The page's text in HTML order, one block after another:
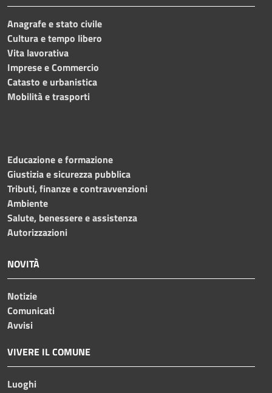
Anagrafe e stato civile
Cultura e tempo libero
Vita lavorativa
Imprese e Commercio
Catasto e urbanistica
Mobilità e trasporti
Educazione e formazione
Giustizia e sicurezza pubblica
Tributi, finanze e contravvenzioni
Ambiente
Salute, benessere e assistenza
Autorizzazioni
NOVITÀ
Notizie
Comunicati
Avvisi
VIVERE IL COMUNE
Luoghi